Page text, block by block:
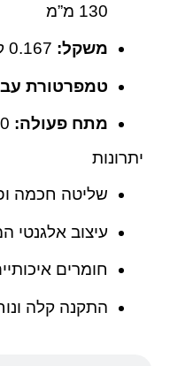
130 מ”מ
משקל:
טמפרטורת
מתח פעולה:
יתרונות
שליטה חכמה
עיצוב אלגנטי
חומרים
התקנה קלה